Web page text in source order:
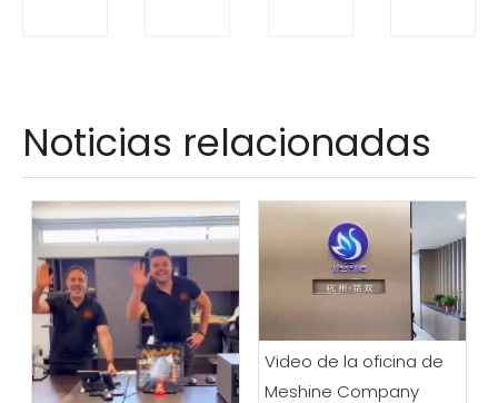
Noticias relacionadas
Video de la oficina de
Meshine Company